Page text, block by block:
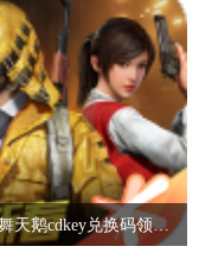
和平精英独舞天鹅cdkey兑换码领取免费2022 吃鸡独舞天鹅cdk兑换码最新汇总